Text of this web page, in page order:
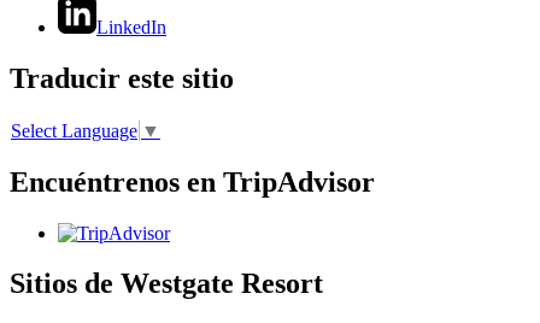
LinkedIn
Traducir este sitio
Select Language ▼
Encuéntrenos en TripAdvisor
Sitios de Westgate Resort